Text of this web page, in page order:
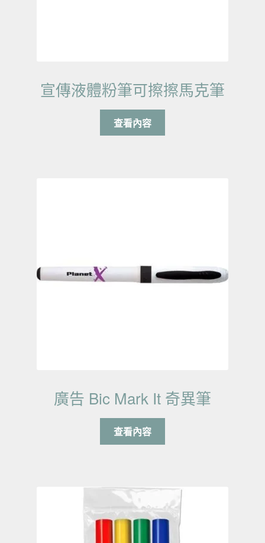
宣傳液體粉筆可擦擦馬克筆
查看內容
廣告 Bic Mark It 奇異筆
查看內容